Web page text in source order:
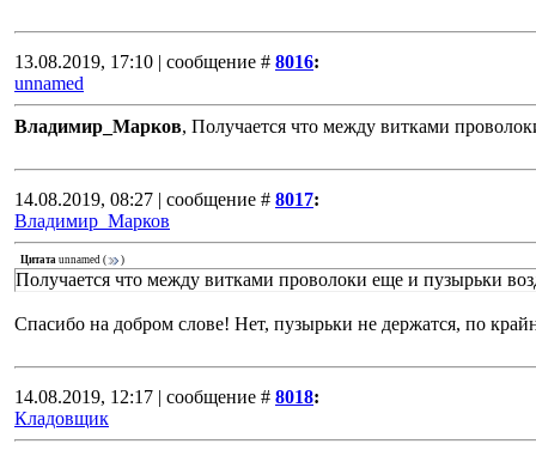
13.08.2019, 17:10 | сообщение # 8016:
unnamed
Владимир_Марков, Получается что между витками
14.08.2019, 08:27 | сообщение # 8017:
Владимир_Марков
Цитата unnamed ( )
Получается что между витками проволоки еще и пузырьки
Спасибо на добром слове! Нет, пузырьки не держатся, по
14.08.2019, 12:17 | сообщение # 8018:
Кладовщик